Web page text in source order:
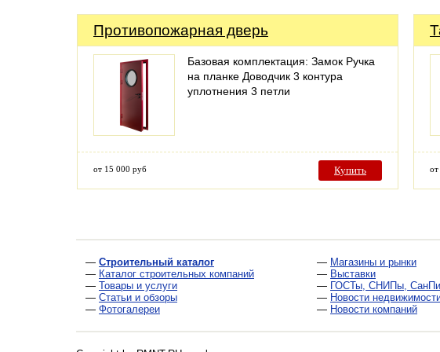
Противопожарная дверь
Базовая комплектация: Замок Ручка
на планке Доводчик 3 контура
уплотнения 3 петли
от 15 000 руб Купить
— Строительный каталог
— Каталог строительных компаний
— Товары и услуги
— Статьи и обзоры
— Фотогалереи
— Магазины и рынки
— Выставки
— ГОСТы, СНИПы,
— Новости
— Новости компаний